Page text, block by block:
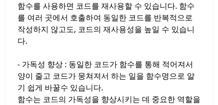
함수를 사용하면 코드를 재사용할 수 있습니다. 함수
를 여러 곳에서 호출하여 동일한 코드를 반복적으로
작성하지 않고도, 코드의 재사용성을 높일 수 있습니
다.
- 가독성 향상 : 동일한 코드가 함수를 통해 적어져서
양이 줄고 코드가 뭉쳐져서 하는 일을 함수명으로 알
기 쉽게 바꿀수 있습니다.
함수는 코드의 가독성을 향상시키는 데 중요한 역할을